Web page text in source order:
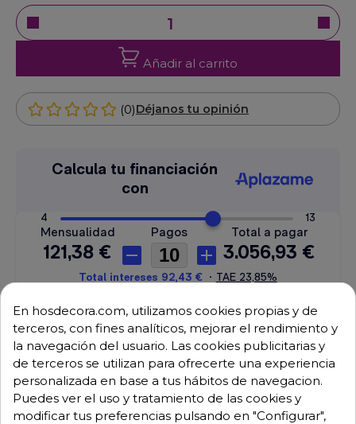
Añadir al carrito
(0)Déjanos tu opinión
Envío GRATUITO a partir de 500 € (IVA excl.)
Equipo de expertos a tu servicio.
Garantía mínima de 1 año.
Pago 100% seguro.
Consulta tus dudas con nosotros.
En hosdecora.com, utilizamos cookies propias y de
terceros, con fines analíticos, mejorar el rendimiento y
la navegación del usuario. Las cookies publicitarias y
de terceros se utilizan para ofrecerte una experiencia
personalizada en base a tus hábitos de navegacion.
Puedes ver el uso y tratamiento de las cookies y
modificar tus preferencias pulsando en "Configurar",